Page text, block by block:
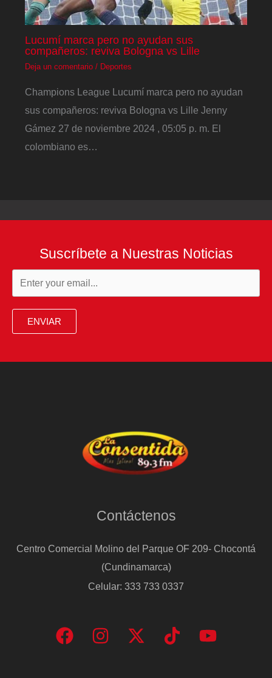
Lucumí marca pero no ayudan sus
compañeros: reviva Bologna vs Lille
Deja un comentario / Deportes
Champions League Lucumí marca pero no ayudan
sus compañeros: reviva Bologna vs Lille Jenny
Gámez 27 de noviembre 2024 , 05:05 p. m. El
colombiano es…
Suscríbete a Nuestras Noticias
ENVIAR
Contáctenos
Centro Comercial Molino del Parque OF 209- Chocontá
(Cundinamarca)
Celular: 333 733 0337